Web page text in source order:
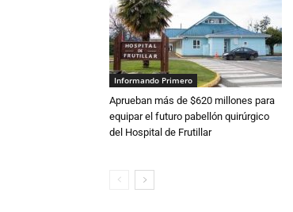
Informando Primero
Aprueban más de $620 millones para
equipar el futuro pabellón quirúrgico
del Hospital de Frutillar